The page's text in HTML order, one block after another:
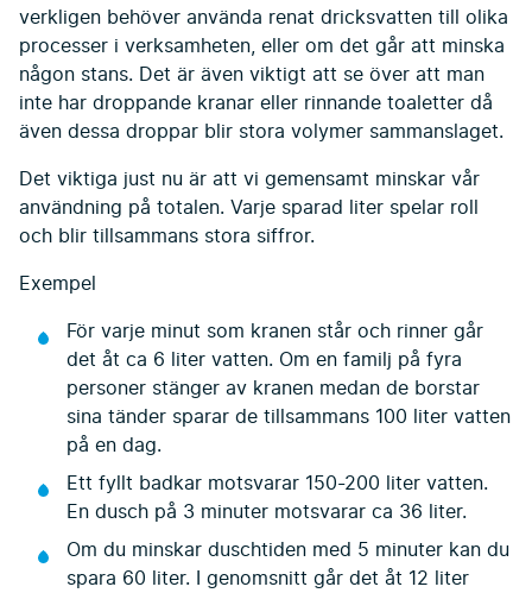
verkligen behöver använda renat dricksvatten till olika
processer i verksamheten, eller om det går att minska
någon stans. Det är även viktigt att se över att man
inte har droppande kranar eller rinnande toaletter då
även dessa droppar blir stora volymer sammanslaget.
Det viktiga just nu är att vi gemensamt minskar vår
användning på totalen. Varje sparad liter spelar roll
och blir tillsammans stora siffror.
Exempel
För varje minut som kranen står och rinner går
det åt ca 6 liter vatten. Om en familj på fyra
personer stänger av kranen medan de borstar
sina tänder sparar de tillsammans 100 liter vatten
på en dag.
Ett fyllt badkar motsvarar 150-200 liter vatten.
En dusch på 3 minuter motsvarar ca 36 liter.
Om du minskar duschtiden med 5 minuter kan du
spara 60 liter. I genomsnitt går det åt 12 liter